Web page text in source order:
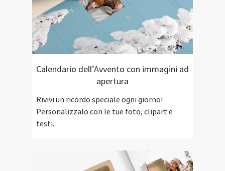
Calendario dell’Avvento con immagini ad
apertura
Rivivi un ricordo speciale ogni giorno!
Personalizzalo con le tue foto, clipart e
testi.